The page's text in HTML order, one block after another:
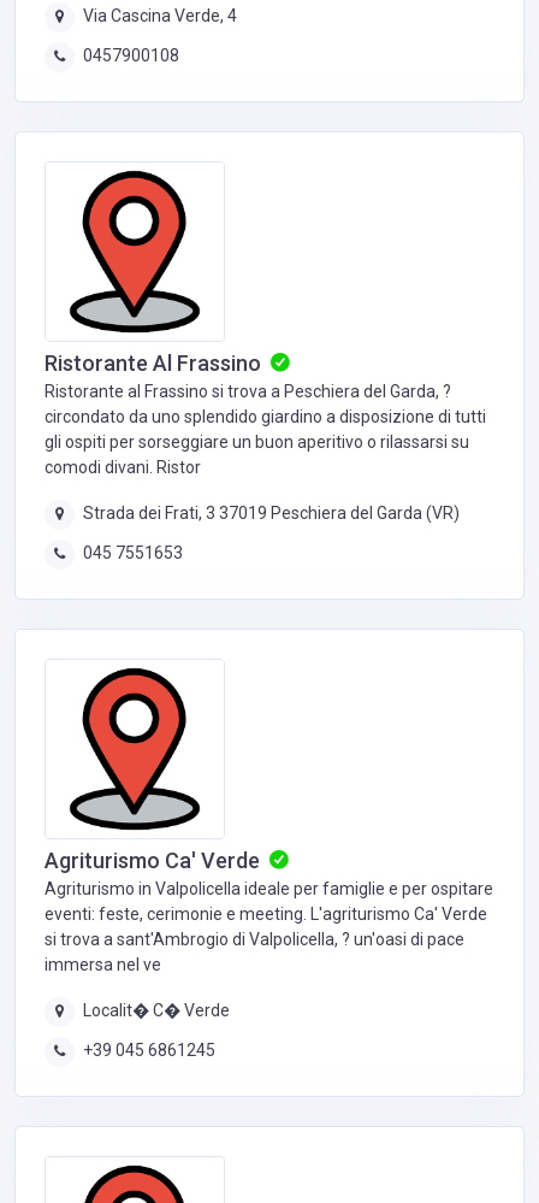
Via Cascina Verde, 4
0457900108
Ristorante Al Frassino
Ristorante al Frassino si trova a Peschiera del Garda, ?
circondato da uno splendido giardino a disposizione di tutti
gli ospiti per sorseggiare un buon aperitivo o rilassarsi su
comodi divani. Ristor
Strada dei Frati, 3 37019 Peschiera del Garda (VR)
045 7551653
Agriturismo Ca' Verde
Agriturismo in Valpolicella ideale per famiglie e per ospitare
eventi: feste, cerimonie e meeting. L'agriturismo Ca' Verde
si trova a sant'Ambrogio di Valpolicella, ? un'oasi di pace
immersa nel ve
Localit� C� Verde
+39 045 6861245